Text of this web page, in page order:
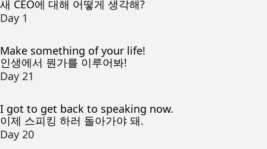
새 CEO에 대해 어떻게 생각해?
Day 1
Make something of your life!
인생에서 뭔가를 이루어봐!
Day 21
I got to get back to speaking now.
이제 스피킹 하러 돌아가야 돼.
Day 20